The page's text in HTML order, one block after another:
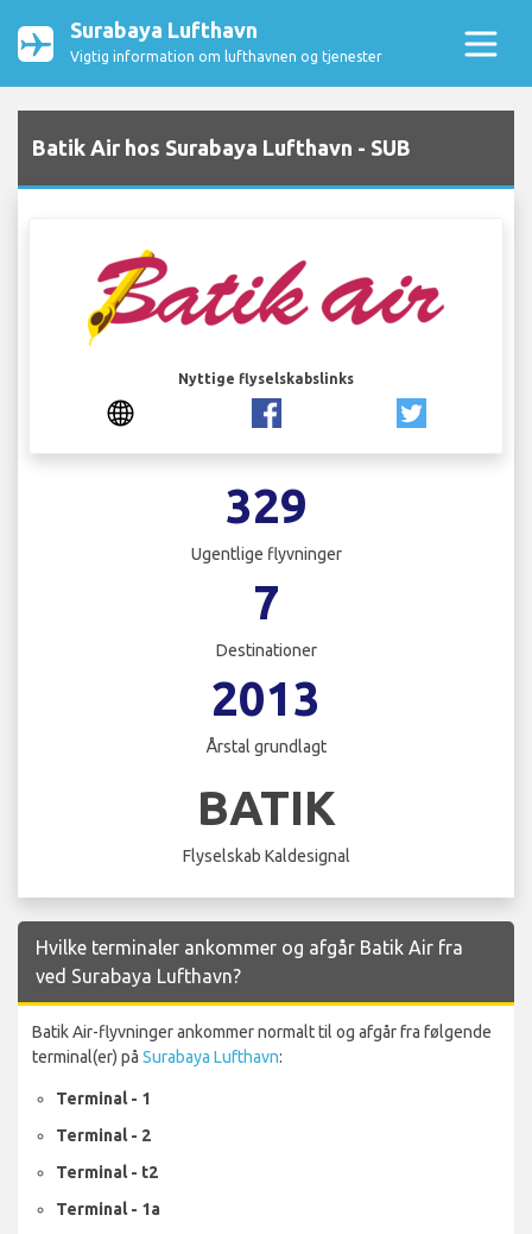
Surabaya Lufthavn
Vigtig information om lufthavnen og tjenester
Batik Air hos Surabaya Lufthavn - SUB
Nyttige flyselskabslinks
329
Ugentlige flyvninger
7
Destinationer
2013
Årstal grundlagt
BATIK
Flyselskab Kaldesignal
Hvilke terminaler ankommer og afgår Batik Air fra
ved Surabaya Lufthavn?
Batik Air-flyvninger ankommer normalt til og afgår fra følgende
terminal(er) på Surabaya Lufthavn:
Terminal - 1
Terminal - 2
Terminal - t2
Terminal - 1a